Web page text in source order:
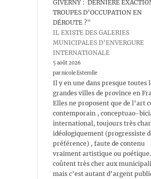
GIVERNY : DERNIÈRE
TROUPES D’OCCUPATION EN
DÉROUTE ?"
IL EXISTE DES GALERIES
MUNICIPALES D’ENVERGURE
INTERNATIONALE
5 août 2026
par nicole Esterolle
Il y en une dans presque toutes
grandes villes de province en
Elles ne proposent que de l’art
contemporain , conceptuao-
international, toujours très
idéologiquement (progressiste
préférence) , faute de contenu
vraiment artistique ou
coûtent très cher aux
mais c’est autant d’argent